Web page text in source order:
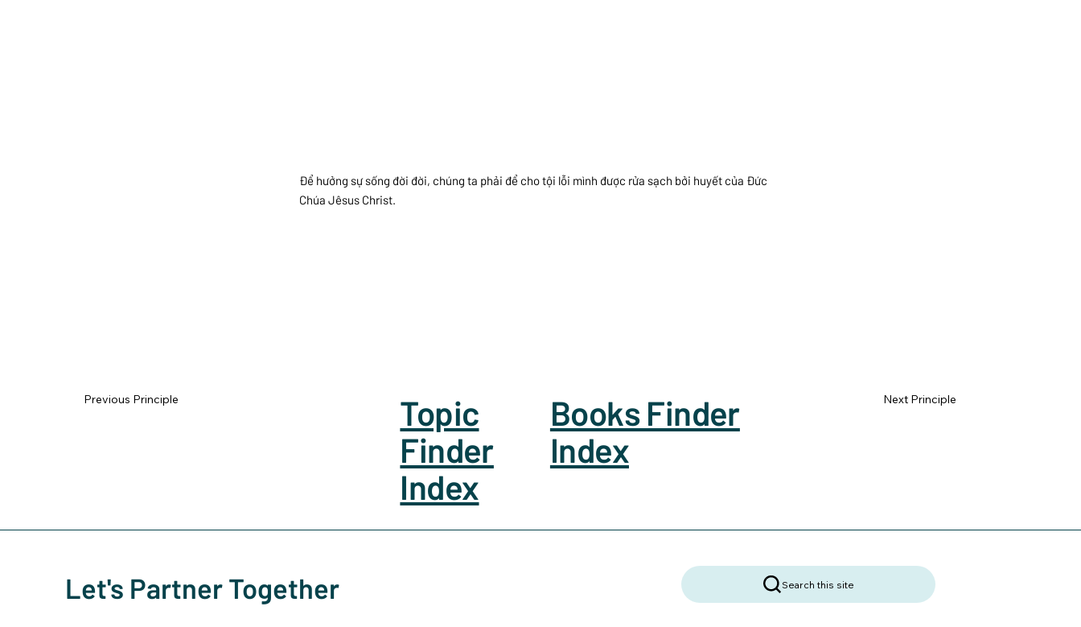
Previous Principle
Topic
Finder
Index
Books Finder
Index
Next Principle
Để hưởng sự sống đời đời, chúng ta phải để cho tội lỗi mình được rửa sạch bởi huyết của Đức
Chúa Jêsus Christ.
Let's Partner Together Search this site